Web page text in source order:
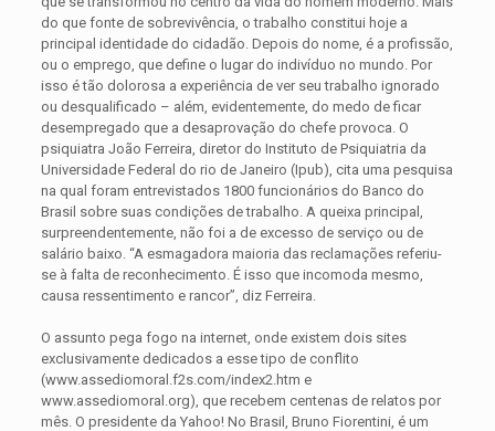
do que fonte de sobrevivência, o trabalho constitui hoje a
principal identidade do cidadão. Depois do nome, é a profissão,
ou o emprego, que define o lugar do indivíduo no mundo. Por
isso é tão dolorosa a experiência de ver seu trabalho ignorado
ou desqualificado – além, evidentemente, do medo de ficar
desempregado que a desaprovação do chefe provoca. O
psiquiatra João Ferreira, diretor do Instituto de Psiquiatria da
Universidade Federal do rio de Janeiro (Ipub), cita uma pesquisa
na qual foram entrevistados 1800 funcionários do Banco do
Brasil sobre suas condições de trabalho. A queixa principal,
surpreendentemente, não foi a de excesso de serviço ou de
salário baixo. “A esmagadora maioria das reclamações referiu-
se à falta de reconhecimento. É isso que incomoda mesmo,
causa ressentimento e rancor”, diz Ferreira.
O assunto pega fogo na internet, onde existem dois sites
exclusivamente dedicados a esse tipo de conflito
(www.assediomoral.f2s.com/index2.htm e
www.assediomoral.org), que recebem centenas de relatos por
mês. O presidente da Yahoo! No Brasil, Bruno Fiorentini, é um